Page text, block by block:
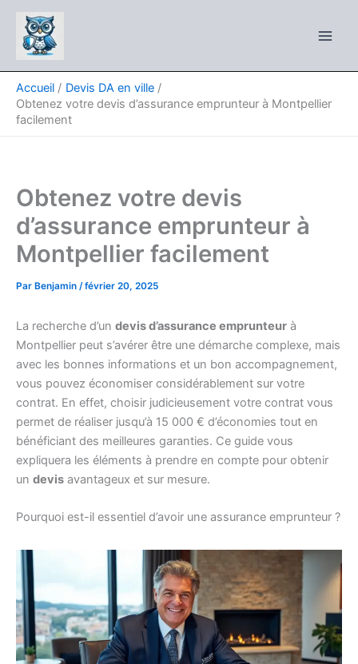
contenu
Accueil
Devis DA en ville
Obtenez votre devis d’assurance emprunteur à Montpellier
facilement
Obtenez votre devis
d’assurance emprunteur à
Montpellier facilement
Par Benjamin /février 20, 2025
La recherche d’un devis d’assurance emprunteur à
Montpellier peut s’avérer être une démarche complexe, mais
avec les bonnes informations et un bon accompagnement,
vous pouvez économiser considérablement sur votre
contrat. En effet, choisir judicieusement votre contrat vous
permet de réaliser jusqu’à 15 000 € d’économies tout en
bénéficiant des meilleures garanties. Ce guide vous
expliquera les éléments à prendre en compte pour obtenir
un devis avantageux et sur mesure.
Pourquoi est-il essentiel d’avoir une assurance emprunteur ?